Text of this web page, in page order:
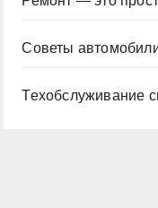
Советы
Техобслуживание